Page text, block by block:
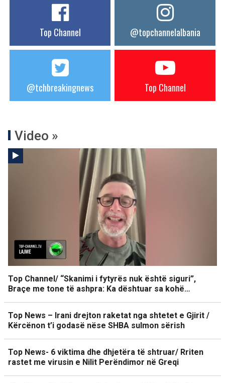
Top Channel @topchannelalbania
@tchbreakingnews Top Channel
Video »
Top Channel/ “Skanimi i fytyrës nuk është siguri”,
Braçe me tone të ashpra: Ka dështuar sa kohë…
Top News – Irani drejton raketat nga shtetet e Gjirit /
Kërcënon t’i godasë nëse SHBA sulmon sërish
Top News- 6 viktima dhe dhjetëra të shtruar/ Rriten
rastet me virusin e Nilit Perëndimor në Greqi